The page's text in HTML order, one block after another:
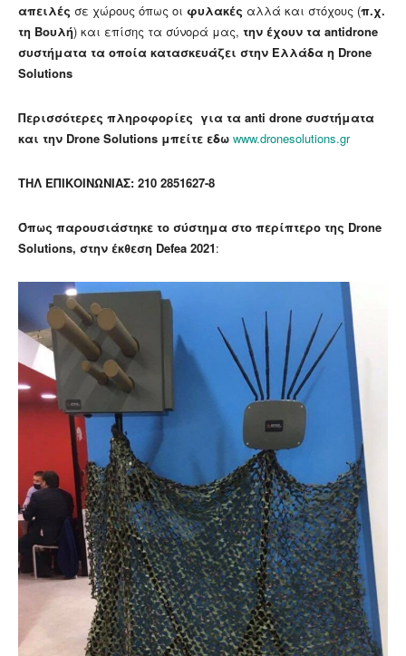
απειλές σε χώρους όπως οι φυλακές αλλά και στόχους (π.χ.
τη Βουλή) και επίσης τα σύνορά μας, την έχουν τα antidrone
συστήματα τα οποία κατασκευάζει στην Ελλάδα η Drone
Solutions
Περισσότερες πληροφορίες για τα anti drone συστήματα
και την Drone Solutions μπείτε εδω www.dronesolutions.gr
ΤΗΛ ΕΠΙΚΟΙΝΩΝΙΑΣ: 210 2851627-8
Όπως παρουσιάστηκε το σύστημα στο περίπτερο της Drone
Solutions, στην έκθεση Defea 2021: